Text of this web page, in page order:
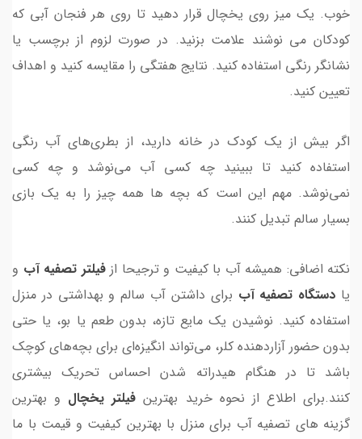
خوب. یک میز روی یخچال قرار دهید تا روی هر فنجان آبی که
کودکان می نوشند علامت بزنید. در صورت لزوم از برچسب یا
نشانگر رنگی استفاده کنید. نتایج هفتگی را مقایسه کنید و اهداف
تعیین کنید.
اگر بیش از یک کودک در خانه دارید، از بطری‌های آب رنگی
استفاده کنید تا ببینید چه کسی آب می‌نوشد و چه کسی
نمی‌نوشد. مهم این است که بچه ها همه چیز را به یک بازی
بسیار سالم تبدیل کنند.
نکته اضافی: همیشه آب با کیفیت و ترجیحا ازفیلتر تصفیه آب و
یا دستگاه تصفیه آب برای داشتن آب سالم و بهداشتی در منزل
استفاده کنید. نوشیدن یک مایع تازه، بدون طعم یا بو، یا حتی
بدون حضور آزاردهنده کلر، می‌تواند انگیزه‌ای برای بچه‌های کوچک
باشد تا در هنگام هیدراته شدن احساس تحریک بیشتری
کنند.برای اطلاع از نحوه خرید بهترین فیلتر یخچال و بهترین
گزینه های تصفیه آب برای منزل با بهترین کیفیت و قیمت با ما